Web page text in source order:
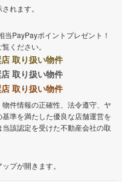
れます。
当PayPayポイントプレゼント！
ください。
取り扱い物件
取り扱い物件
取り扱い物件
件情報の正確性、法令遵守、ヤ
準を満たした優良な店舗運営を
該認定を受けた不動産会社の取
プが開きます。